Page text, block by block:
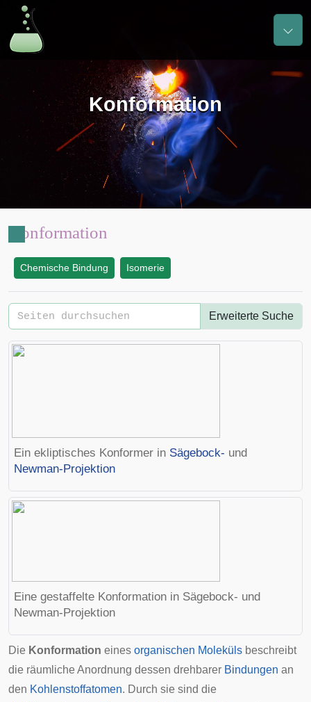
Konformation
Konformation
Chemische Bindung Isomerie
Erweiterte Suche
Ein ekliptisches Konformer in Sägebock- und
Newman-Projektion
Eine gestaffelte Konformation in Sägebock- und
Newman-Projektion
Die Konformation eines organischen Moleküls beschreibt
die räumliche Anordnung dessen drehbarer Bindungen an
den Kohlenstoffatomen. Durch sie sind die